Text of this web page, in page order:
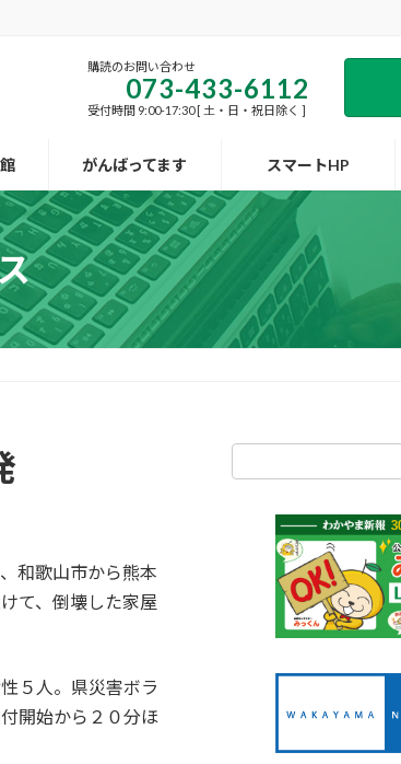
購読のお問い合わせ
073-433-6112
受付時間 9:00-17:30 [ 土・日・祝日除く ]
がんばってます スマートHP
和歌山市から熊本
て、倒壊した家屋
５人。県災害ボラ
開始から２０分ほ